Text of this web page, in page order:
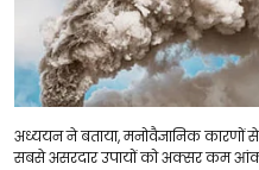
अध्ययन ने बताया, मनोवैज्ञानिक कारणों
सबसे असरदार उपायों को अक्सर कम